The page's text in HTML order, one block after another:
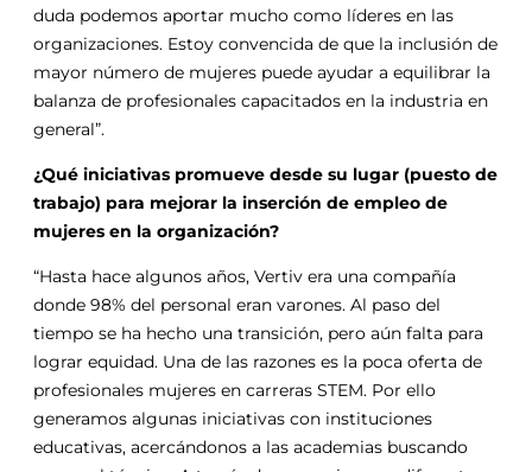
duda podemos aportar mucho como líderes en las
organizaciones. Estoy convencida de que la inclusión de
mayor número de mujeres puede ayudar a equilibrar la
balanza de profesionales capacitados en la industria en
general”.
¿Qué iniciativas promueve desde su lugar (puesto de
trabajo) para mejorar la inserción de empleo de
mujeres en la organización?
“Hasta hace algunos años, Vertiv era una compañía
donde 98% del personal eran varones. Al paso del
tiempo se ha hecho una transición, pero aún falta para
lograr equidad. Una de las razones es la poca oferta de
profesionales mujeres en carreras STEM. Por ello
generamos algunas iniciativas con instituciones
educativas, acercándonos a las academias buscando